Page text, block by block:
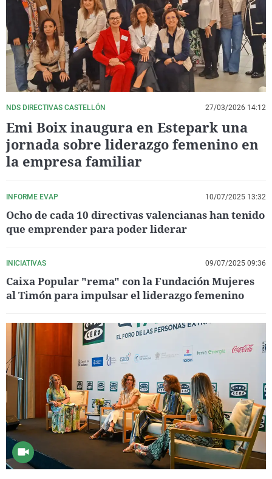
La rosa de los vientos
Gente viajera
Como el perro y el
Caso
Retornados
Equipo de
Operación Viuda
Extremadura
Galicia
La Rioja
Navarra
País Vasco
Virales
Televisión
Elecciones
NDS DIRECTIVAS CASTELLÓN 27/03/2026 14:12
Emi Boix inaugura en Estepark una
jornada sobre liderazgo femenino en
la empresa familiar
INFORME EVAP 10/07/2025 13:32
Ocho de cada 10 directivas valencianas han tenido
que emprender para poder liderar
INICIATIVAS 09/07/2025 09:36
Caixa Popular "rema" con la Fundación Mujeres
al Timón para impulsar el liderazgo femenino